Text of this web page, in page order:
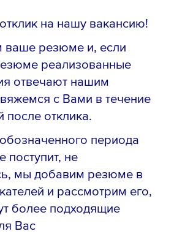
на нашу вакансию!
резюме и, если
реализованные
отвечают нашим
с Вами в течение
после отклика.
периода
поступит, не
мы добавим резюме в
и рассмотрим его,
более подходящие
Вас